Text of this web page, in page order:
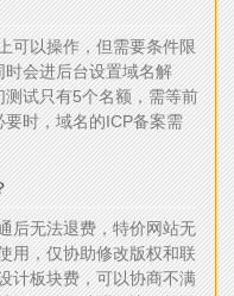
可以操作，但需要条件限
会进后台设置域名解
试只有5个名额，需等前
时，域名的ICP备案需
后无法退费，特价网站无
用，仅协助修改版权和联
计板块费，可以协商不满